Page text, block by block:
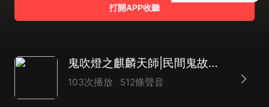
打開APP收聽
鬼吹燈之麒麟天師|民間鬼故事|驅魔道長
103次播放 512條聲音